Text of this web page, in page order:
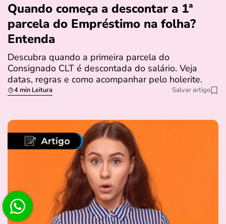
Quando começa a descontar a 1ª
parcela do Empréstimo na folha?
Entenda
Descubra quando a primeira parcela do
Consignado CLT é descontada do salário. Veja
datas, regras e como acompanhar pelo holerite.
4 min Leitura Salvar artigo